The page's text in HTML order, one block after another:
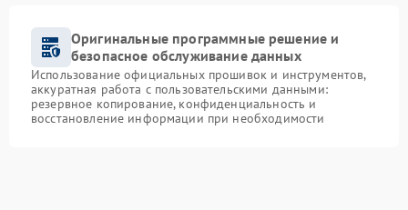
Оригинальные программные решение и
безопасное обслуживание данных
Использование официальных прошивок и инструментов,
аккуратная работа с пользовательскими данными:
резервное копирование, конфиденциальность и
восстановление информации при необходимости